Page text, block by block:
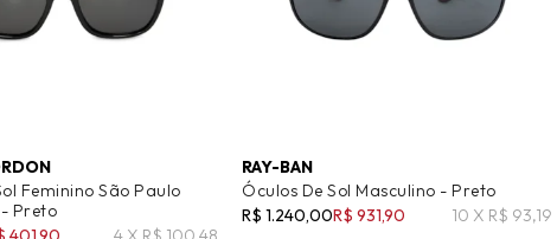
Feminino São Paulo
Preto
RAY-BAN
Óculos De Sol Masculino - Preto
R$ 1.240,00R$ 931,90 10 X R$ 93,19